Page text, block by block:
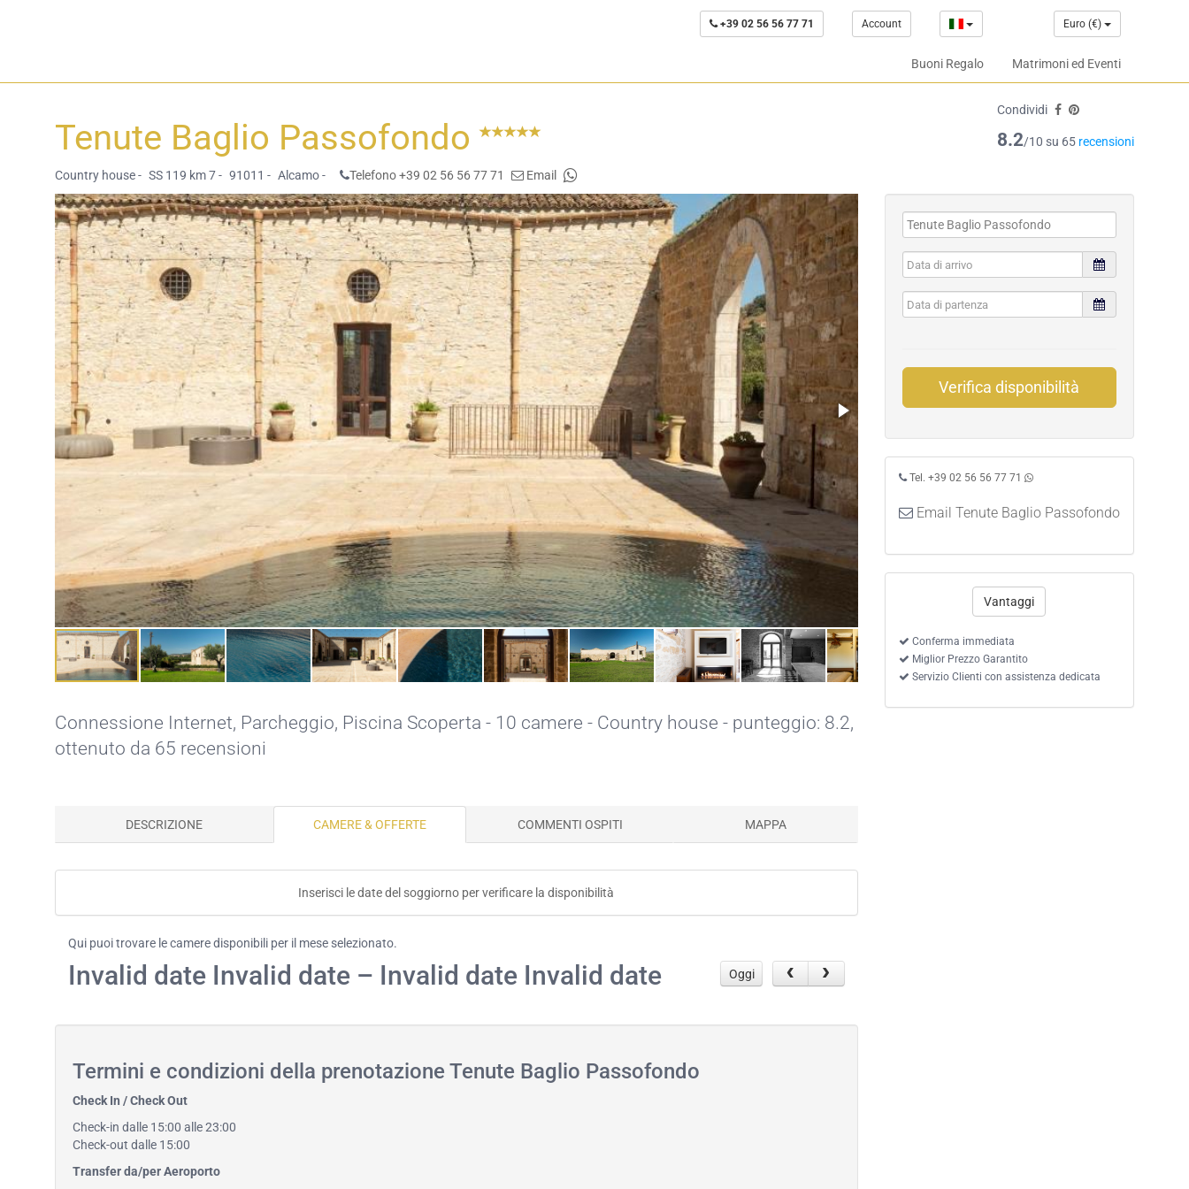
+39 02 56 56 77 71 Account Euro (€)
Buoni Regalo Matrimoni ed Eventi
Tenute Baglio Passofondo
Country house - SS 119 km 7 - 91011 - Alcamo - Telefono +39 02 56 56 77 71 Email
Condividi
8.2/10 su 65 recensioni
Verifica disponibilità
Tel. +39 02 56 56 77 71
Email Tenute Baglio Passofondo
Vantaggi
Conferma immediata
Miglior Prezzo Garantito
Servizio Clienti con assistenza dedicata
Connessione Internet, Parcheggio, Piscina Scoperta - 10 camere - Country house - punteggio: 8.2,
ottenuto da 65 recensioni
DESCRIZIONE CAMERE & OFFERTE COMMENTI OSPITI MAPPA
Inserisci le date del soggiorno per verificare la disponibilità
Qui puoi trovare le camere disponibili per il mese selezionato.
Invalid date Invalid date – Invalid date Invalid date Oggi
Termini e condizioni della prenotazione Tenute Baglio Passofondo
Check In / Check Out
Check-in dalle 15:00 alle 23:00
Check-out dalle 15:00
Transfer da/per Aeroporto